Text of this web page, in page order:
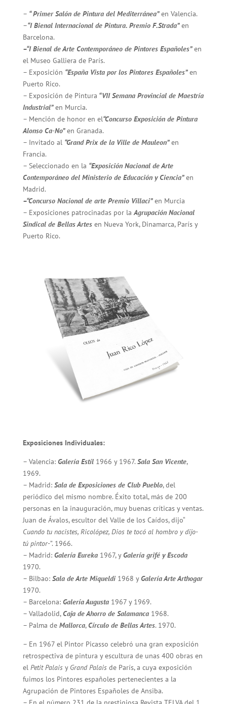
– “ Primer Salón de Pintura del Mediterránea”en Valencia.
–“I Bienal Internacional de Pintura. Premio F.Strada”en
Barcelona.
–“I Bienal de Arte Contemporáneo de Pintores Españoles”en
el Museo Galliera de París.
– Exposición “España Vista por los Pintores Españoles”en
Puerto Rico.
– Exposición de Pintura “VII Semana Provincial de Maestría
Industrial”en Murcia.
– Mención de honor en el“Concurso Exposición de Pintura
Alonso Ca-No” en Granada.
– Invitado al “Grand Prix de la Ville de Mauleon” en
Francia.
– Seleccionado en la “Exposición Nacional de Arte
Contemporáneo del Ministerio de Educación y Ciencia”en
Madrid.
–“Concurso Nacional de arte Premio Villaci”en Murcia
– Exposiciones patrocinadas por laAgrupación Nacional
Sindical de Bellas Artesen Nueva York, Dinamarca, París y
Puerto Rico.
Exposiciones Individuales:
– Valencia: Galería Estíl1966 y 1967. Sala San Vicente,
1969.
– Madrid: Sala de Exposiciones de Club Pueblo, del
periódico del mismo nombre. Éxito total, más de 200
personas en la inauguración, muy buenas críticas y ventas.
Juan de Ávalos, escultor del Valle de los Caídos, dijo“
Cuando tu nacistes, Ricolópez, Dios te tocó al hombro y dijo-
tú pintor-”. 1966.
– Madrid: Galería Eureka1967, yGalería grifé y Escoda
1970.
– Bilbao: Sala de Arte Miqueldi1968 yGalería Arte Arthogar
1970.
– Barcelona: Galería Augusta1967 y 1969.
– Valladolid, Caja de Ahorro de Salamanca1968.
– Palma de Mallorca, Círculo de Bellas Artes. 1970.
– En 1967 el Pintor Picasso celebró una gran exposición
retrospectiva de pintura y escultura de unas 400 obras en
el Petit Palaisy Grand Palaisde París, a cuya exposición
fuimos los Pintores españoles pertenecientes a la
Agrupación de Pintores Españoles de Ansiba.